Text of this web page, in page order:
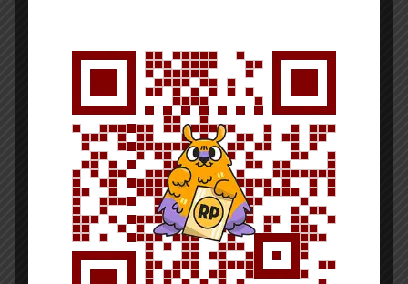
Menguak Kesuksesan dengan
Otak Kanan
Redaksi 11 Maret 2012 3 menit waktu baca